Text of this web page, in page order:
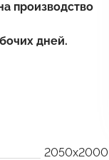
производство
дней.
2050x2000